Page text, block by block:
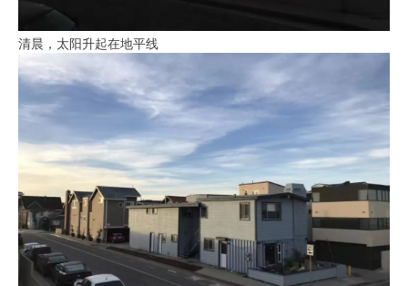
清晨，太阳升起在地平线